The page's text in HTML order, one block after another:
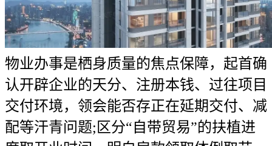
物业办事是栖身质量的焦点保障，起首确
认开辟企业的天分、注册本钱、过往项目
交付环境，领会能否存正在延期交付、减
配等汗青问题;区分“自带贸易”的扶植进